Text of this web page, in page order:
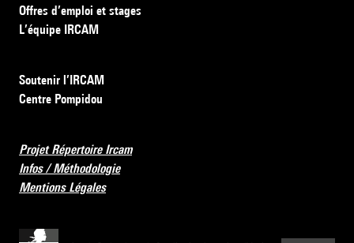
Offres d’emploi et stages
L’équipe IRCAM
Soutenir l’IRCAM
Centre Pompidou
Projet Répertoire Ircam
Infos / Méthodologie
Mentions Légales